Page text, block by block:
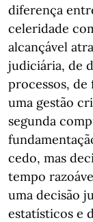
diferença
celeridade
alcançável
judiciária, de
processos, de
uma gestão
segunda
cedo, mas
tempo
uma decisão
estatísticos e